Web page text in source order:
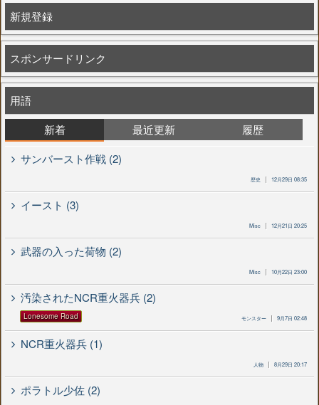
新規登録
スポンサードリンク
用語
新着
最近更新
履歴
サンバースト作戦 (2)
歴史 12月29日 08:35
イースト (3)
Misc 12月21日 20:25
武器の入った荷物 (2)
Misc 10月22日 23:00
汚染されたNCR重火器兵 (2)
Lonesome Road モンスター 9月7日 02:48
NCR重火器兵 (1)
人物 8月29日 20:17
ポラトル少佐 (2)